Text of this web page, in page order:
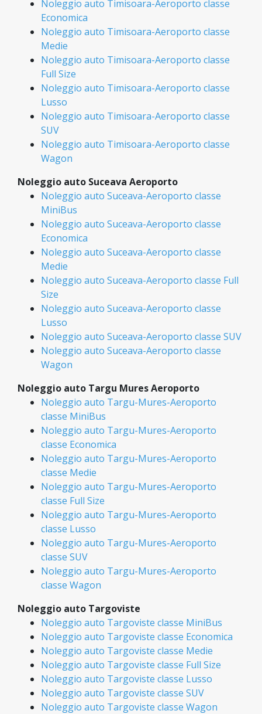
Noleggio auto Timisoara-Aeroporto classe
Economica
Noleggio auto Timisoara-Aeroporto classe
Medie
Noleggio auto Timisoara-Aeroporto classe
Full Size
Noleggio auto Timisoara-Aeroporto classe
Lusso
Noleggio auto Timisoara-Aeroporto classe
SUV
Noleggio auto Timisoara-Aeroporto classe
Wagon
Noleggio auto Suceava Aeroporto
Noleggio auto Suceava-Aeroporto classe
MiniBus
Noleggio auto Suceava-Aeroporto classe
Economica
Noleggio auto Suceava-Aeroporto classe
Medie
Noleggio auto Suceava-Aeroporto classe Full
Size
Noleggio auto Suceava-Aeroporto classe
Lusso
Noleggio auto Suceava-Aeroporto classe SUV
Noleggio auto Suceava-Aeroporto classe
Wagon
Noleggio auto Targu Mures Aeroporto
Noleggio auto Targu-Mures-Aeroporto
classe MiniBus
Noleggio auto Targu-Mures-Aeroporto
classe Economica
Noleggio auto Targu-Mures-Aeroporto
classe Medie
Noleggio auto Targu-Mures-Aeroporto
classe Full Size
Noleggio auto Targu-Mures-Aeroporto
classe Lusso
Noleggio auto Targu-Mures-Aeroporto
classe SUV
Noleggio auto Targu-Mures-Aeroporto
classe Wagon
Noleggio auto Targoviste
Noleggio auto Targoviste classe MiniBus
Noleggio auto Targoviste classe Economica
Noleggio auto Targoviste classe Medie
Noleggio auto Targoviste classe Full Size
Noleggio auto Targoviste classe Lusso
Noleggio auto Targoviste classe SUV
Noleggio auto Targoviste classe Wagon